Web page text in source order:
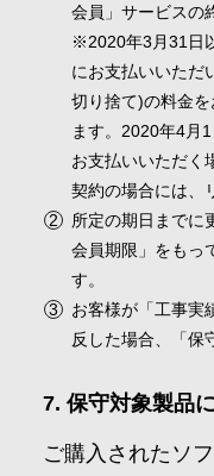
会員」サービスの
※2020年3月31日
にお支払いいただ
切り捨て)の料金
ます。2020年4月
お支払いいただく
契約の場合には、
所定の期日までに
会員期限」をもっ
す。
お客様が「工事実
反した場合、「保
保守対象製品
ご購入されたソ